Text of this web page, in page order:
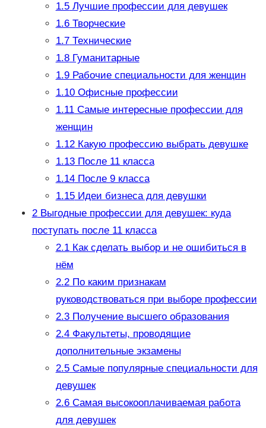
1.5Лучшие профессии для девушек
1.6Творческие
1.7Технические
1.8Гуманитарные
1.9Рабочие специальности для женщин
1.10Офисные профессии
1.11Самые интересные профессии для
женщин
1.12Какую профессию выбрать девушке
1.13После 11 класса
1.14После 9 класса
1.15Идеи бизнеса для девушки
2Выгодные профессии для девушек: куда
поступать после 11 класса
2.1Как сделать выбор и не ошибиться в
нём
2.2По каким признакам
руководствоваться при выборе профессии
2.3Получение высшего образования
2.4Факультеты, проводящие
дополнительные экзамены
2.5Самые популярные специальности для
девушек
2.6Самая высокооплачиваемая работа
для девушек